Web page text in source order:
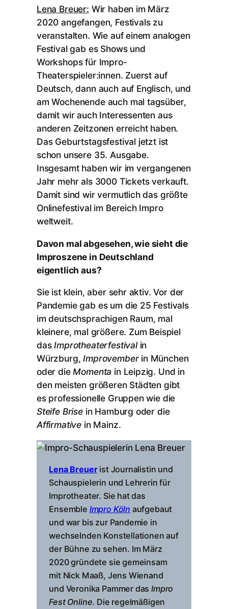
Lena Breuer: Wir haben im März
2020 angefangen, Festivals zu
veranstalten. Wie auf einem analogen
Festival gab es Shows und
Workshops für Impro-
Theaterspieler:innen. Zuerst auf
Deutsch, dann auch auf Englisch, und
am Wochenende auch mal tagsüber,
damit wir auch Interessenten aus
anderen Zeitzonen erreicht haben.
Das Geburtstagsfestival jetzt ist
schon unsere 35. Ausgabe.
Insgesamt haben wir im vergangenen
Jahr mehr als 3000 Tickets verkauft.
Damit sind wir vermutlich das größte
Onlinefestival im Bereich Impro
weltweit.
Davon mal abgesehen, wie sieht die
Improszene in Deutschland
eigentlich aus?
Sie ist klein, aber sehr aktiv. Vor der
Pandemie gab es um die 25 Festivals
im deutschsprachigen Raum, mal
kleinere, mal größere. Zum Beispiel
dasImprotheaterfestivalin
Würzburg,Improvemberin München
oder dieMomenta in Leipzig. Und in
den meisten größeren Städten gibt
es professionelle Gruppen wie die
Steife Brise in Hamburg oder die
Affirmative in Mainz.
Lena Breuerist Journalistin und
Schauspielerin und Lehrerin für
Improtheater. Sie hat das
Ensemble Impro Köln aufgebaut
und war bis zur Pandemie in
wechselnden Konstellationen auf
der Bühne zu sehen. Im März
2020 gründete sie gemeinsam
mit Nick Maaß, Jens Wienand
und Veronika Pammer dasImpro
Fest Online. Die regelmäßigen